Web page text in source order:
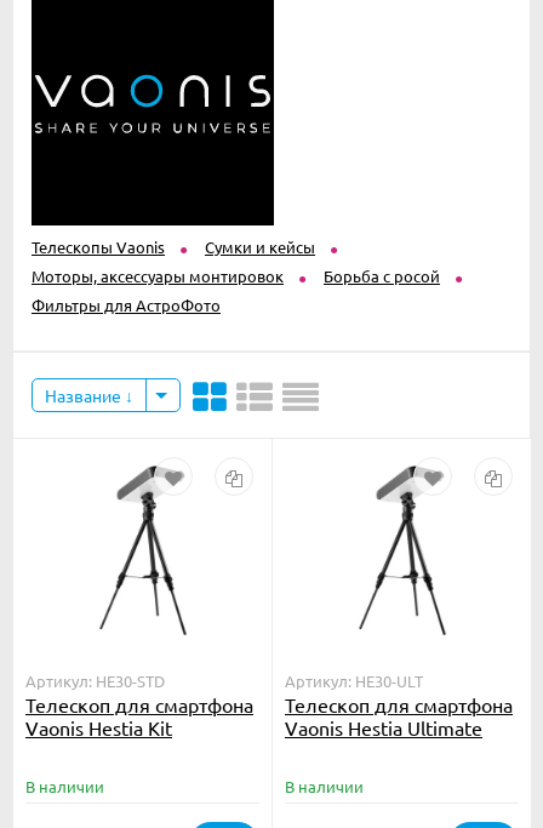
Телескопы Vaonis
Сумки и кейсы
Моторы, аксессуары монтировок
Борьба с росой
Фильтры для АстроФото
Название
Артикул: HE30-STD
Телескоп для смартфона
Vaonis Hestia Kit
В наличии
Артикул: HE30-ULT
Телескоп для смартфона
Vaonis Hestia Ultimate
В наличии